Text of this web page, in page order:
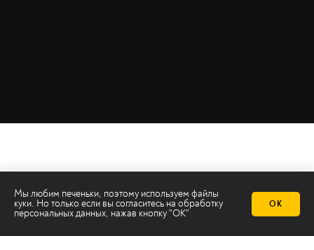
Мы любим печеньки, поэтому используем файлы
куки. Но только если вы согласитесь на обработку
персональных данных, нажав кнопку "ОК"
ОК